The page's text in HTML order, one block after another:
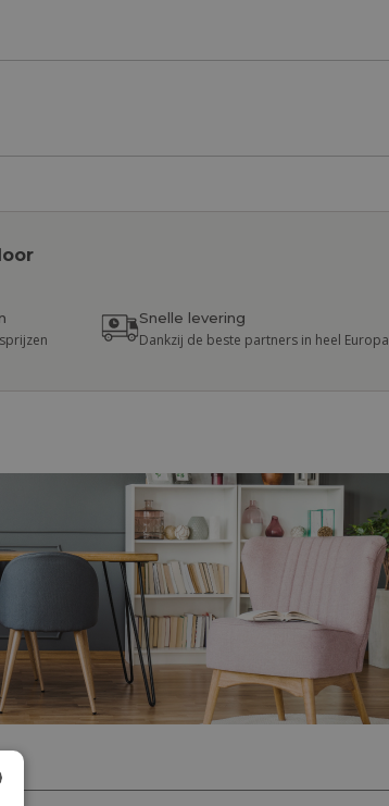
Snelle levering
Dankzij de beste partners in heel Europa